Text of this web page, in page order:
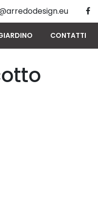
CONTATTI